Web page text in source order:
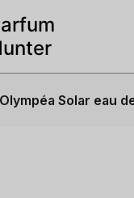
Olympéa Solar eau